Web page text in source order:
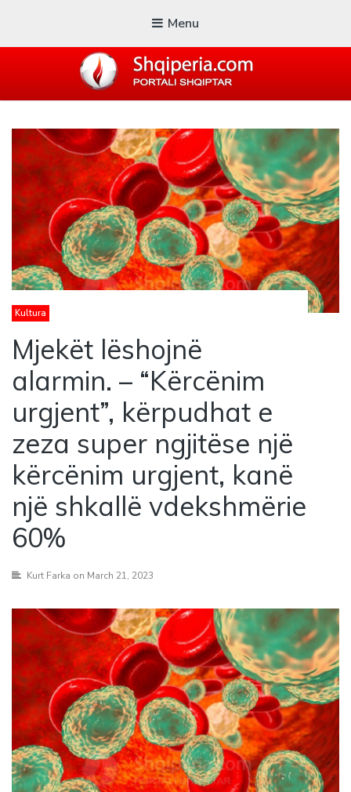
Menu
Blogu i ShqiperiaCom
Kultura
Mjekët lëshojnë
alarmin. – “Kërcënim
urgjent”, kërpudhat e
zeza super ngjitëse një
kërcënim urgjent, kanë
një shkallë vdekshmërie
60%
Kurt Farka on March 21, 2023